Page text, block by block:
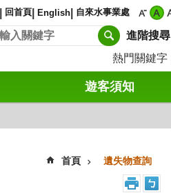
回首頁 English 自來水事業處
進階搜尋
熱門關鍵字
遊客須知
首頁 遺失物查詢